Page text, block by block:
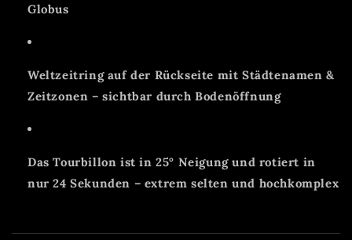
Globus
Weltzeitring auf der Rückseite mit Städtenamen &
Zeitzonen – sichtbar durch Bodenöffnung
Das Tourbillon ist in 25° Neigung und rotiert in
nur 24 Sekunden – extrem selten und hochkomplex